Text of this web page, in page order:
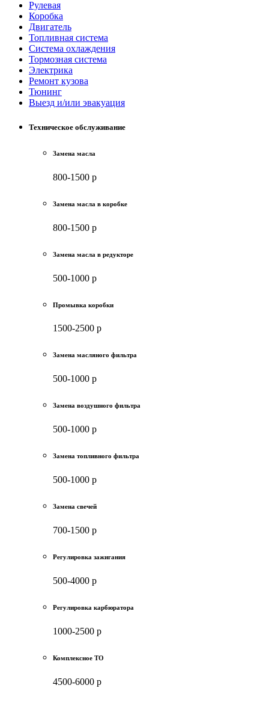
Рулевая
Коробка
Двигатель
Топливная система
Система охлаждения
Тормозная система
Электрика
Ремонт кузова
Тюнинг
Выезд и/или эвакуация
Техническое обслуживание
Замена масла
800-1500 р
Замена масла в коробке
800-1500 р
Замена масла в редукторе
500-1000 р
Промывка коробки
1500-2500 р
Замена масляного фильтра
500-1000 р
Замена воздушного фильтра
500-1000 р
Замена топливного фильтра
500-1000 р
Замена свечей
700-1500 р
Регулировка зажигания
500-4000 р
Регулировка карбюратора
1000-2500 р
Комплексное ТО
4500-6000 р